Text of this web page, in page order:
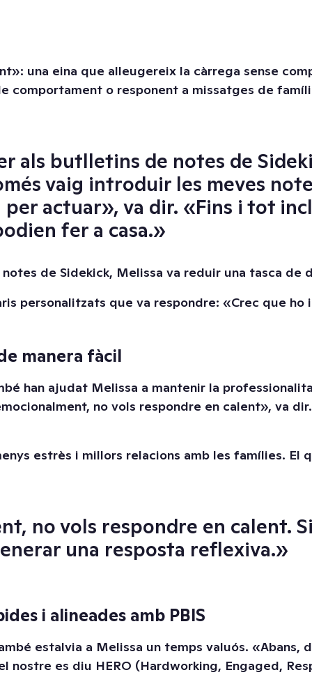
una eina que alleugereix la càrrega sense
o responent a missatges de
als butlletins de notes de
vaig introduir les meves
actuar», va dir. «Fins i tot
fer a casa.»
de Sidekick, Melissa va reduir una tasca de
personalitzats que va respondre: «Crec que ho
manera fàcil
han ajudat Melissa a mantenir la
no vols respondre en calent», va
estrès i millors relacions amb les famílies.
no vols respondre en calent.
una resposta reflexiva.»
i alineades amb PBIS
estalvia a Melissa un temps valuós. «Abans,
es diu HERO (Hardworking, Engaged,